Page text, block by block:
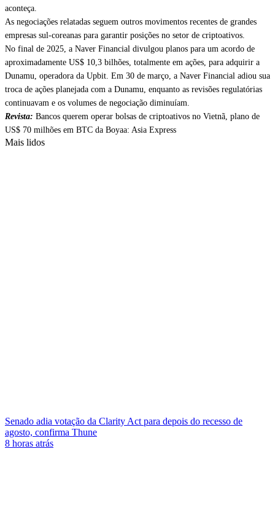
aconteça.
As negociações relatadas seguem outros movimentos recentes de grandes
empresas sul-coreanas para garantir posições no setor de criptoativos.
No final de 2025, a Naver Financial divulgou planos para um acordo de
aproximadamente US$ 10,3 bilhões, totalmente em ações, para adquirir a
Dunamu, operadora da Upbit. Em 30 de março, a Naver Financial adiou sua
troca de ações planejada com a Dunamu, enquanto as revisões regulatórias
continuavam e os volumes de negociação diminuíam.
Revista: Bancos querem operar bolsas de criptoativos no Vietnã, plano de
US$ 70 milhões em BTC da Boyaa: Asia Express
Mais lidos
Senado adia votação da Clarity Act para depois do recesso de
agosto, confirma Thune
8 horas atrás